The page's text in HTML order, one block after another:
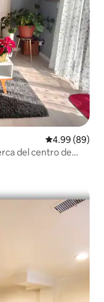
Calificación
4.99 (89)
del centro de